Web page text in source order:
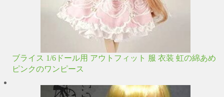
ブライス 1/6ドール用 アウトフィット 服 衣装 虹の綿あめ
ピンクのワンピース